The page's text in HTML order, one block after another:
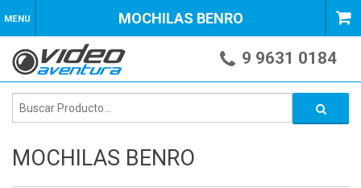
MENU MOCHILAS BENRO
9 9631 0184
MOCHILAS BENRO